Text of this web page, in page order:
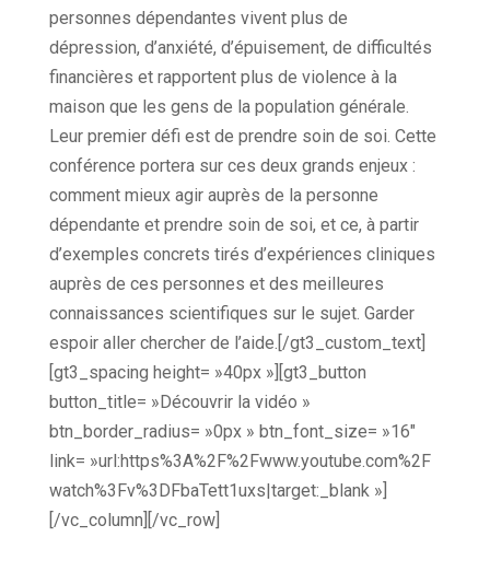
personnes dépendantes vivent plus de
dépression, d’anxiété, d’épuisement, de difficultés
financières et rapportent plus de violence à la
maison que les gens de la population générale.
Leur premier défi est de prendre soin de soi. Cette
conférence portera sur ces deux grands enjeux :
comment mieux agir auprès de la personne
dépendante et prendre soin de soi, et ce, à partir
d’exemples concrets tirés d’expériences cliniques
auprès de ces personnes et des meilleures
connaissances scientifiques sur le sujet. Garder
espoir aller chercher de l’aide. [/gt3_custom_text]
[gt3_spacing height= »40px »][gt3_button
button_title= »Découvrir la vidéo »
btn_border_radius= »0px » btn_font_size= »16″
link= »url:https%3A%2F%2Fwww.youtube.com%2F
watch%3Fv%3DFbaTett1uxs|target:_blank »]
[/vc_column][/vc_row]